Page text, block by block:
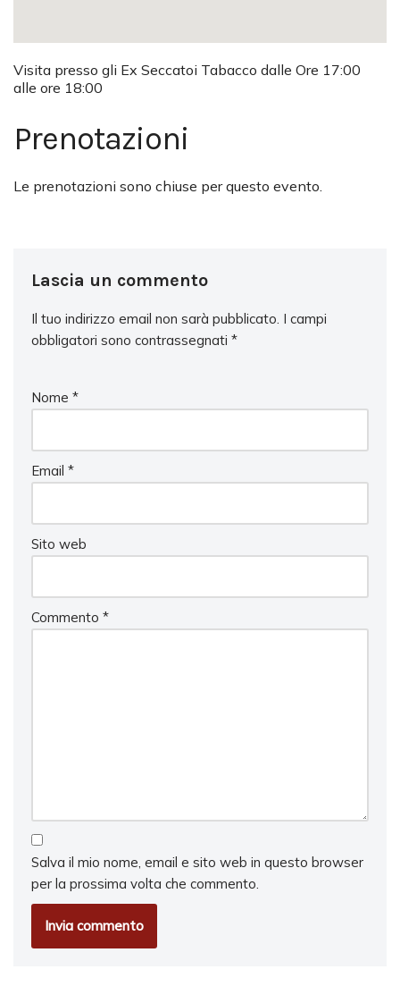
Visita presso gli Ex Seccatoi Tabacco dalle Ore 17:00
alle ore 18:00
Prenotazioni
Le prenotazioni sono chiuse per questo evento.
Lascia un commento
Il tuo indirizzo email non sarà pubblicato. I campi
obbligatori sono contrassegnati *
Nome *
Email *
Sito web
Commento *
Salva il mio nome, email e sito web in questo browser
per la prossima volta che commento.